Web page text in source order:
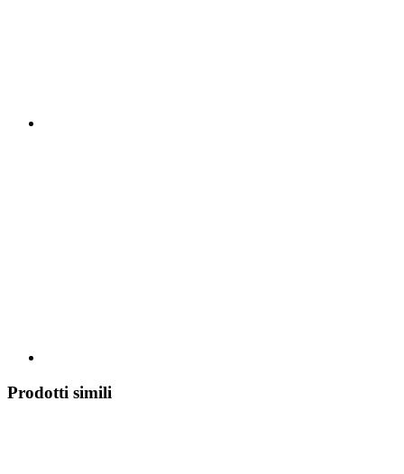
Prodotti simili